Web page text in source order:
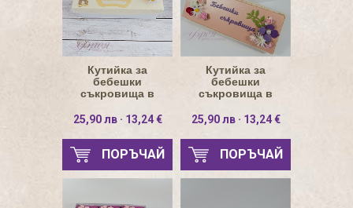
Кутийка за
бебешки
съкровища в
25,90 лв · 13,24 €
ПОРЪЧАЙ
Кутийка за
бебешки
съкровища в
25,90 лв · 13,24 €
ПОРЪЧАЙ